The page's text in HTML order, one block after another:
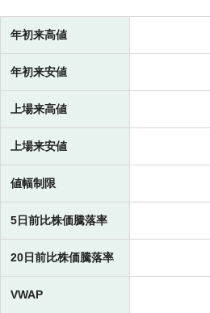
年初来高値
年初来安値
上場来高値
上場来安値
値幅制限
5日前比株価騰落率
20日前比株価騰落率
VWAP